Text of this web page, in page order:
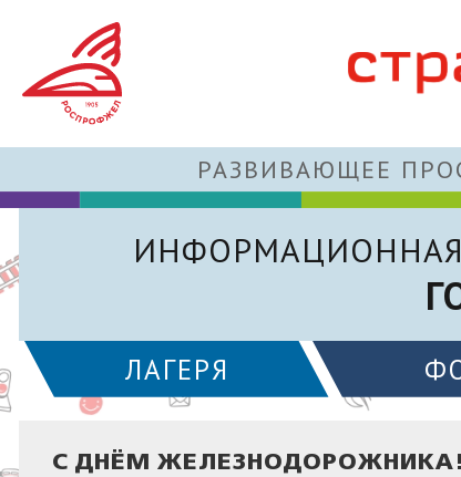
РАЗВИВАЮЩЕЕ
ЛАГЕРЯ
С ДНЁМ ЖЕЛЕЗНОДОРОЖНИКА!